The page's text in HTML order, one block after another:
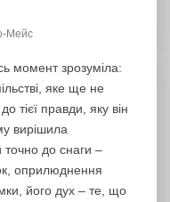
Мейс
момент зрозуміла:
яке ще не
тієї правди, яку він
вирішила
точно до снаги –
оприлюднення
його дух – те, що